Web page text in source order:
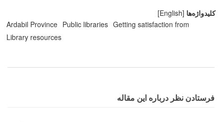
کلیدواژه‌ها [English]
Ardabil Province Public libraries Getting satisfaction from
Library resources
فرستادن نظر درباره این مقاله